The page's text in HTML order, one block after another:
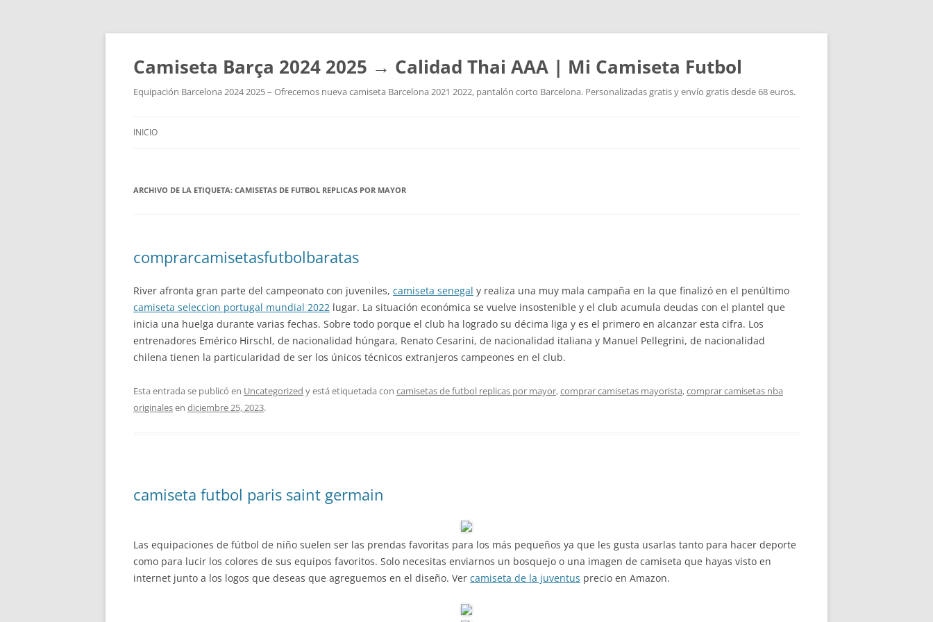
Camiseta Barça 2024 2025 → Calidad Thai AAA | Mi Camiseta Futbol
Equipación Barcelona 2024 2025 – Ofrecemos nueva camiseta Barcelona 2021 2022, pantalón corto Barcelona. Personalizadas gratis y envío gratis desde 68 euros.
INICIO
ARCHIVO DE LA ETIQUETA: CAMISETAS DE FUTBOL REPLICAS POR MAYOR
comprarcamisetasfutbolbaratas
River afronta gran parte del campeonato con juveniles, camiseta senegal y realiza una muy mala campaña en la que finalizó en el penúltimo
camiseta seleccion portugal mundial 2022 lugar. La situación económica se vuelve insostenible y el club acumula deudas con el plantel que
inicia una huelga durante varias fechas. Sobre todo porque el club ha logrado su décima liga y es el primero en alcanzar esta cifra. Los
entrenadores Emérico Hirschl, de nacionalidad húngara, Renato Cesarini, de nacionalidad italiana y Manuel Pellegrini, de nacionalidad
chilena tienen la particularidad de ser los únicos técnicos extranjeros campeones en el club.
Esta entrada se publicó en Uncategorized y está etiquetada con camisetas de futbol replicas por mayor,comprar camisetas mayorista,comprar camisetas nba
originalesen diciembre 25, 2023.
camiseta futbol paris saint germain
Las equipaciones de fútbol de niño suelen ser las prendas favoritas para los más pequeños ya que les gusta usarlas tanto para hacer deporte
como para lucir los colores de sus equipos favoritos. Solo necesitas enviarnos un bosquejo o una imagen de camiseta que hayas visto en
internet junto a los logos que deseas que agreguemos en el diseño. Ver camiseta de la juventus precio en Amazon.